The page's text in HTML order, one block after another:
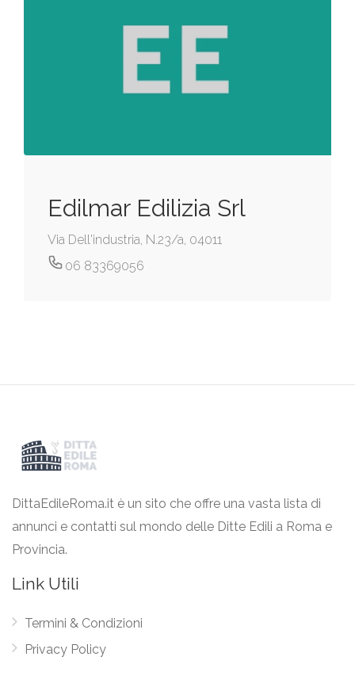
Edilmar Edilizia Srl
Via Dell'industria, N.23/a, 04011
06 83369056
DittaEdileRoma.it è un sito che offre una vasta lista di
annunci e contatti sul mondo delle Ditte Edili a Roma e
Provincia.
Link Utili
Termini & Condizioni
Privacy Policy